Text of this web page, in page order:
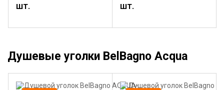
шт.
шт.
Душевые уголки BelBagno Acqua